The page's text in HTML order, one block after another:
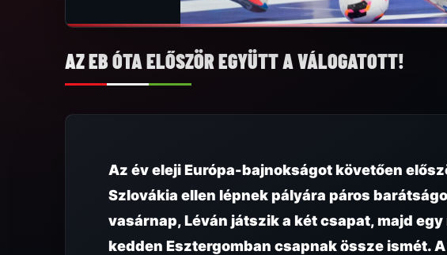
AZ EB ÓTA ELŐSZÖR EGYÜTT A VÁLOGATOTT!
Az év eleji Európa-bajnokságot követően
Szlovákia ellen lépnek pályára páros
vasárnap, Léván játszik a két csapat, majd
kedden Esztergomban csapnak össze ismét.